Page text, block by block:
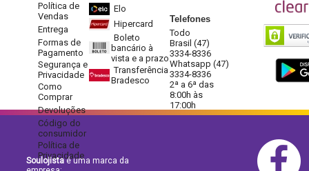
Política de
Vendas
Entrega
Formas de
Pagamento
Segurança e
Privacidade
Como
Comprar
Devoluções
Código do
consumidor
Política de
Privacidade
Elo
Hipercard
Boleto
bancário à
vista e a prazo
Transferência
Bradesco
Telefones
Todo
Brasil (47)
3334-8336
Whatsapp (47)
3334-8336
2ª a 6ª das
8:00h às
17:00h
Soulojistaé uma marca da